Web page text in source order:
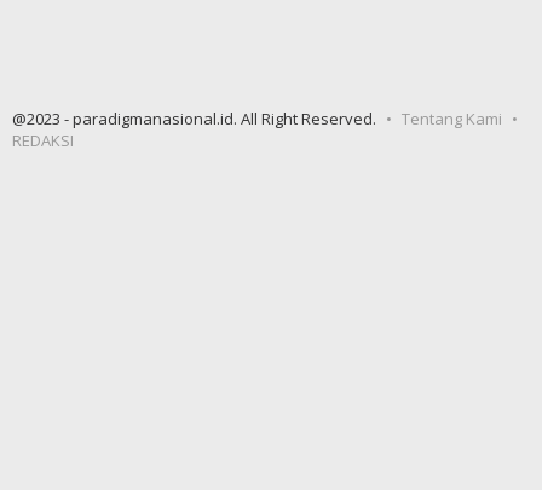
@2023 - paradigmanasional.id. All Right Reserved.
Tentang Kami
REDAKSI